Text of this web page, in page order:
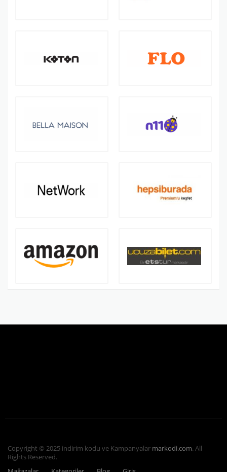
Copyright © 2025 indirim kodu ve Kampanyalar markodi.com. All
Rights Reserved.